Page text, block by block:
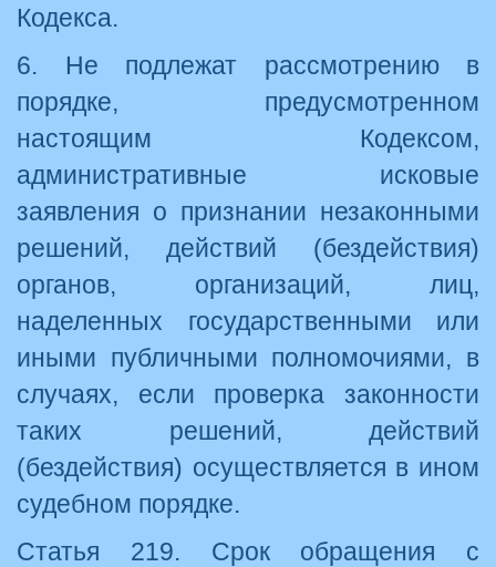
Кодекса.
6. Не подлежат рассмотрению в
порядке, предусмотренном
настоящим Кодексом,
административные исковые
заявления о признании незаконными
решений, действий (бездействия)
органов, организаций, лиц,
наделенных государственными или
иными публичными полномочиями, в
случаях, если проверка законности
таких решений, действий
(бездействия) осуществляется в ином
судебном порядке.
Статья 219. Срок обращения с